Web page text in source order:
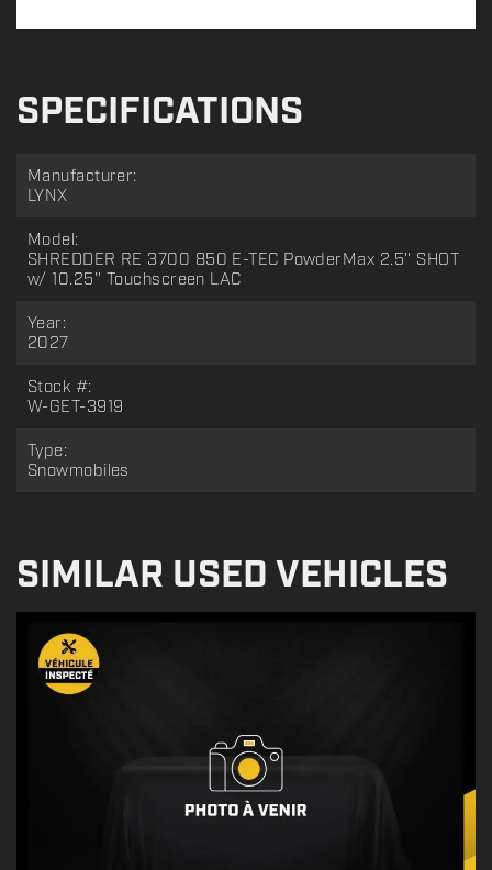
SPECIFICATIONS
Manufacturer:
LYNX
Model:
SHREDDER RE 3700 850 E-TEC PowderMax 2.5'' SHOT
w/ 10.25'' Touchscreen LAC
Year:
2027
Stock #:
W-GET-3919
Type:
Snowmobiles
SIMILAR USED VEHICLES